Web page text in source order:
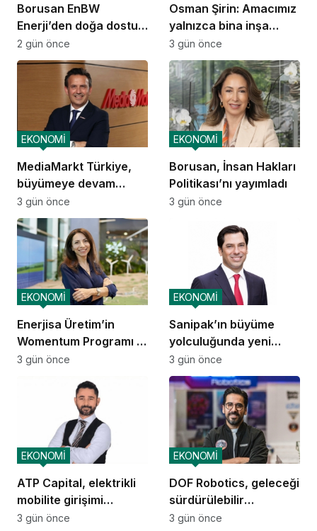
Borusan EnBW
Enerji’den doğa dostu
proje
2 gün önce
Osman Şirin: Amacımız
yalnızca bina inşa
etmek değil,
yatırımcısına
kazandıracak yaşam
alanları üretmek
3 gün önce
MediaMarkt Türkiye,
büyümeye devam
ediyor
EKONOMİ
3 gün önce
Borusan, İnsan Hakları
Politikası’nı yayımladı
EKONOMİ
3 gün önce
Enerjisa Üretim’in
Womentum Programı 5
yılda yaklaşık 11 bin
EKONOMİ
3 gün önce
Sanipak’ın büyüme
yolculuğunda yeni
dönem
EKONOMİ
3 gün önce
ATP Capital, elektrikli
mobilite girişimi
Voltivo’yu kuruyor
EKONOMİ
3 gün önce
DOF Robotics, geleceği
sürdürülebilir
teknolojiyle tasarlıyor
EKONOMİ
3 gün önce